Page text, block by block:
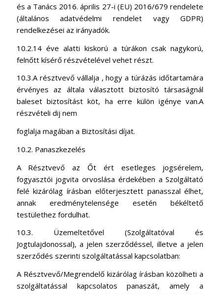
és a Tanács 2016. április 27-i (EU) 2016/679 rendelete
(általános adatvédelmi rendelet vagy GDPR)
rendelkezései az irányadók.
10.2.14 éve alatti kiskorú a túrákon csak nagykorú,
felnőtt kísérő részvételével vehet részt.
10.3.A résztvevő vállalja , hogy a túrázás időtartamára
érvényes az általa választott biztosító társaságnál
baleset biztosítást köt, ha erre külön igénye van.A
részvételi dij nem
foglalja magában a Biztosítási díjat.
10.2. Panaszkezelés
A Résztvevő az Őt ért esetleges jogsérelem,
fogyasztói jogvita orvoslása érdekében a Szolgáltató
felé kizárólag írásban előterjesztett panasszal élhet,
annak eredménytelensége esetén békéltető
testülethez fordulhat.
10.3. Üzemeltetővel (Szolgáltatóval és
Jogtulajdonossal), a jelen szerződéssel, illetve a jelen
szerződés szerinti szolgáltatással kapcsolatban:
A Résztvevő/Megrendelő kizárólag írásban közölheti a
szolgáltatással kapcsolatos panaszát, amely a